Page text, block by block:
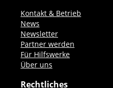
Kontakt & Betrieb
News
Newsletter
Partner werden
Für Hilfswerke
Über uns
Rechtliches